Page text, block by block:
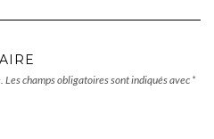
Les champs obligatoires sont indiqués avec *